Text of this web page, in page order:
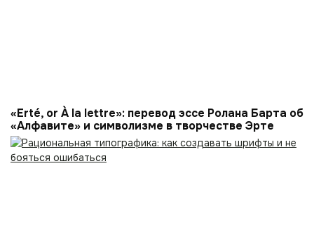
«Erté, or À la lettre»: перевод эссе Ролана Барта об
«Алфавите» и символизме в творчестве Эрте